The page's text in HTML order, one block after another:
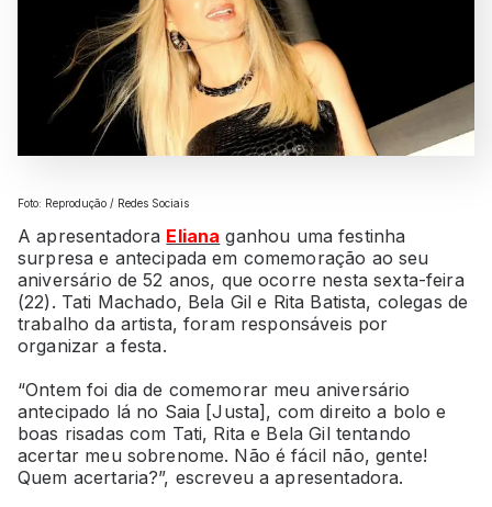
Foto: Reprodução / Redes Sociais
A apresentadora Eliana ganhou uma festinha
surpresa e antecipada em comemoração ao seu
aniversário de 52 anos, que ocorre nesta sexta-feira
(22). Tati Machado, Bela Gil e Rita Batista, colegas de
trabalho da artista, foram responsáveis por
organizar a festa.
“Ontem foi dia de comemorar meu aniversário
antecipado lá no Saia [Justa], com direito a bolo e
boas risadas com Tati, Rita e Bela Gil tentando
acertar meu sobrenome. Não é fácil não, gente!
Quem acertaria?”, escreveu a apresentadora.